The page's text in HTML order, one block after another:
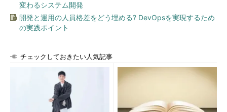
変わるシステム開発
開発と運用の人員格差をどう埋める? DevOpsを実現するため
の実践ポイント
チェックしておきたい人気記事